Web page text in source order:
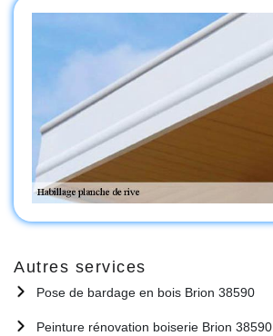
Autres services
Pose de bardage en bois Brion 38590
Peinture rénovation boiserie Brion 38590